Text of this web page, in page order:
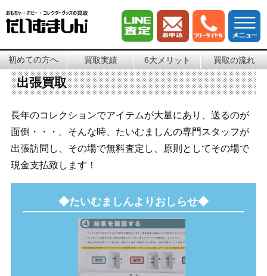
初めての方へ 買取実績 6大メリット 買取の流れ
出張買取
長年のコレクションでアイテムが大量にあり、送るのが
面倒・・・。そんな時、たいむましんの専門スタッフが
出張訪問し、その場で無料査定し、原則としてその場で
現金支払致します！
◆たいむましんよりおしらせ◆